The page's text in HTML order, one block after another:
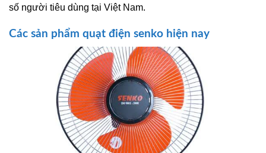
số người tiêu dùng tại Việt Nam.
Các sản phẩm quạt điện senko hiện nay